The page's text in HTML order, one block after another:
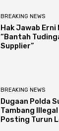
BREAKING NEWS
Hak Jawab
“Bantah
Supplier”
BREAKING NEWS
Dugaan Polda
Tambang
Posting Turun